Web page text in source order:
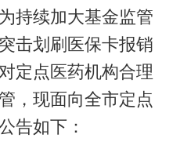
持续加大基金监管
击划刷医保卡报销
定点医药机构合理
，现面向全市定点
告如下：